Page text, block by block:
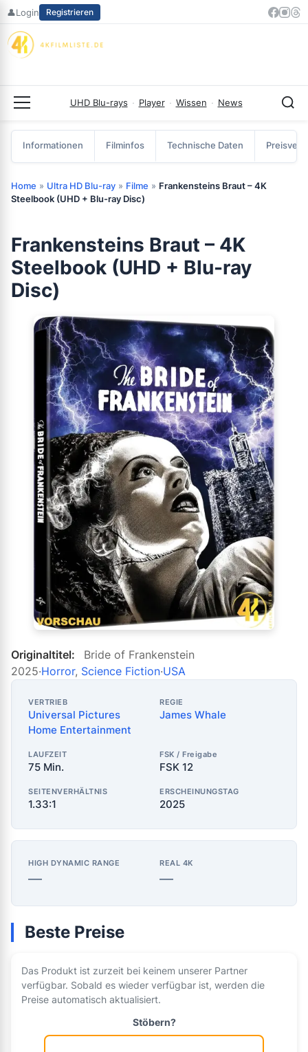
Zum
springen
👤Login Registrieren
UHD Blu-rays · Player · Wissen · News
Informationen Filminfos Technische Daten
Home » Ultra HD Blu-ray » Filme » Frankensteins Braut – 4K
Steelbook (UHD + Blu-ray Disc)
Frankensteins Braut – 4K
Steelbook (UHD + Blu-ray
Disc)
Originaltitel:
Bride of Frankenstein
2025·Horror, Science Fiction·USA
VERTRIEB
Universal Pictures
Home Entertainment
REGIE
James Whale
LAUFZEIT
75 Min.
FSK / Freigabe
FSK 12
SEITENVERHÄLTNIS
1.33:1
ERSCHEINUNGSTAG
2025
HIGH DYNAMIC RANGE
—
REAL 4K
—
Beste Preise
Das Produkt ist zurzeit bei keinem unserer Partner
verfügbar. Sobald es wieder verfügbar ist, werden die
Preise automatisch aktualisiert.
Stöbern?